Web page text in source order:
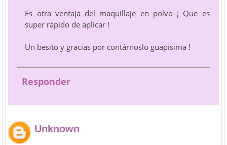
Es otra ventaja del maquillaje en polvo ¡ Que es
super rápido de aplicar !
Un besito y gracias por contárnoslo guapisima !
Responder
Unknown